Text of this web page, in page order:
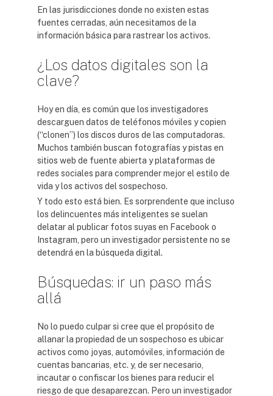
En las jurisdicciones donde no existen estas
fuentes cerradas, aún necesitamos de la
información básica para rastrear los activos.
¿Los datos digitales son la
clave?
Hoy en día, es común que los investigadores
descarguen datos de teléfonos móviles y copien
(“clonen”) los discos duros de las computadoras.
Muchos también buscan fotografías y pistas en
sitios web de fuente abierta y plataformas de
redes sociales para comprender mejor el estilo de
vida y los activos del sospechoso.
Y todo esto está bien. Es sorprendente que incluso
los delincuentes más inteligentes se suelan
delatar al publicar fotos suyas en Facebook o
Instagram, pero un investigador persistente no se
detendrá en la búsqueda digital.
Búsquedas: ir un paso más
allá
No lo puedo culpar si cree que el propósito de
allanar la propiedad de un sospechoso es ubicar
activos como joyas, automóviles, información de
cuentas bancarias, etc. y, de ser necesario,
incautar o confiscar los bienes para reducir el
riesgo de que desaparezcan. Pero un investigador